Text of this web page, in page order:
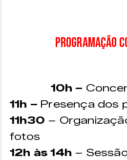
Programação
10h –
11h – Presença dos
11h30 –
fotos
12h às 14h –